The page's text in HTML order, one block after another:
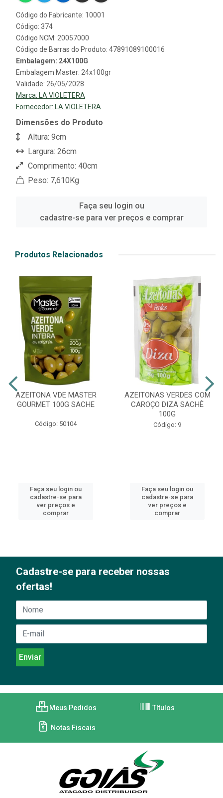
Código do Fabricante: 10001
Código: 374
Código NCM: 20057000
Código de Barras do Produto: 47891089100016
Embalagem: 24X100G
Embalagem Master: 24x100gr
Validade: 26/05/2028
Marca: LA VIOLETERA
Fornecedor: LA VIOLETERA
Dimensões do Produto
Altura: 9cm
Largura: 26cm
Comprimento: 40cm
Peso: 7,610Kg
Faça seu login ou
cadastre-se para ver preços e comprar
Produtos Relacionados
AZEITONA VDE MASTER
GOURMET 100G SACHE
Código: 50104
Faça seu login ou
cadastre-se para
ver preços e
comprar
AZEITONAS VERDES COM
CAROÇO DIZA SACHÊ
100G
Código: 9
Faça seu login ou
cadastre-se para
ver preços e
comprar
Cadastre-se para receber nossas
ofertas!
Meus Pedidos Títulos
Notas Fiscais